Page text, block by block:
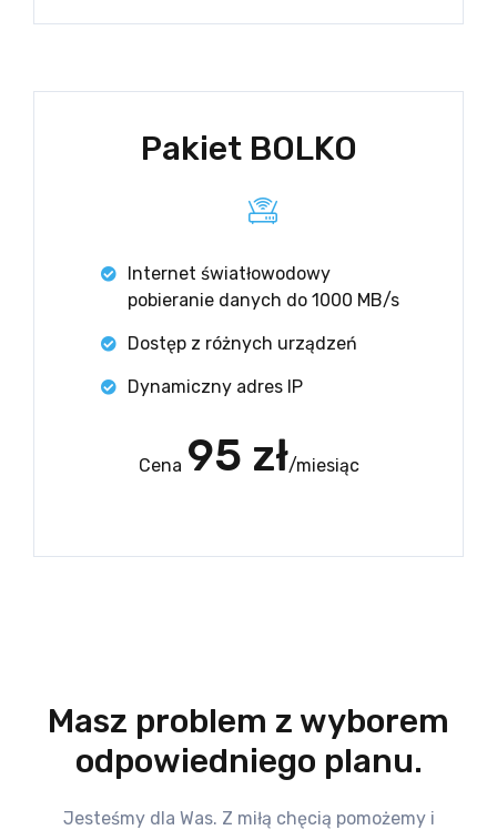
Pakiet BOLKO
Internet światłowodowy
pobieranie danych do 1000 MB/s
Dostęp z różnych urządzeń
Dynamiczny adres IP
Cena 95 zł/miesiąc
Masz problem z wyborem
odpowiedniego planu.
Jesteśmy dla Was. Z miłą chęcią pomożemy i